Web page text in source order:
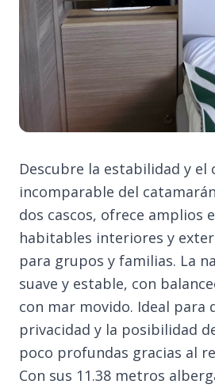
Descubre la estabilidad y el
incomparable del
dos cascos, ofrece amplios
habitables interiores y
para grupos y familias. La
suave y estable, con
con mar movido. Ideal para
privacidad y la posibilidad
poco profundas gracias al
Con sus 11.38 metros